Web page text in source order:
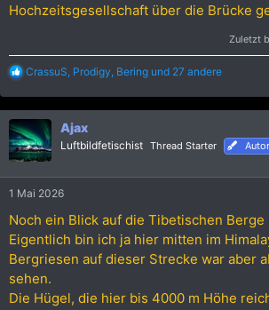
Hochzeitsgesellschaft über die Brücke
Zuletzt
R
a
k
t
i
o
n
CrassuS, Prodigy, Bering und 27 andere
Ajax
Luftbildfetischist Thread Starter Autor
1 Mai 2026
Noch ein Blick auf die Tibetischen
Eigentlich bin ich ja hier mitten im
Bergriesen auf dieser Strecke war aber
sehen.
Die Hügel, die hier bis 4000 m Höhe